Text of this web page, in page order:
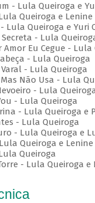
- Lula Queiroga e
Queiroga e Lenine
- Lula Queiroga e Yuri
Secreta - Lula
Amor Eu Cegue -
- Lula Queiroga
- Lula Queiroga
Mas Não Usa - Lula
- Lula
- Lula Queiroga
- Lula Queiroga e
- Lula Queiroga
- Lula Queiroga e
Queiroga e Lenine
Queiroga
- Lula Queiroga e